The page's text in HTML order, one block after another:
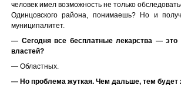
человек имел возможность не только
Одинцовского района, понимаешь? Но и
муниципалитет.
— Сегодня все бесплатные лекарства — это
властей?
— Областных.
— Но проблема жуткая. Чем дальше, тем